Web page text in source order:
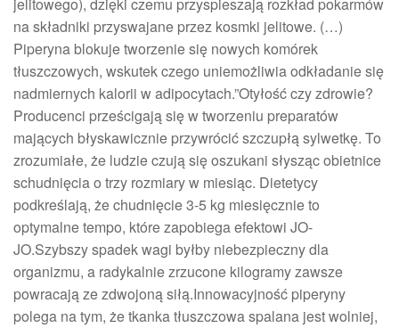
jelitowego), dzięki czemu przyspieszają rozkład pokarmów
na składniki przyswajane przez kosmki jelitowe. (…)
Piperyna blokuje tworzenie się nowych komórek
tłuszczowych, wskutek czego uniemożliwia odkładanie się
nadmiernych kalorii w adipocytach.”Otyłość czy zdrowie?
Producenci prześcigają się w tworzeniu preparatów
mających błyskawicznie przywrócić szczupłą sylwetkę. To
zrozumiałe, że ludzie czują się oszukani słysząc obietnice
schudnięcia o trzy rozmiary w miesiąc. Dietetycy
podkreślają, że chudnięcie 3-5 kg miesięcznie to
optymalne tempo, które zapobiega efektowi JO-
JO.Szybszy spadek wagi byłby niebezpieczny dla
organizmu, a radykalnie zrzucone kilogramy zawsze
powracają ze zdwojoną siłą.Innowacyjność piperyny
polega na tym, że tkanka tłuszczowa spalana jest wolniej,